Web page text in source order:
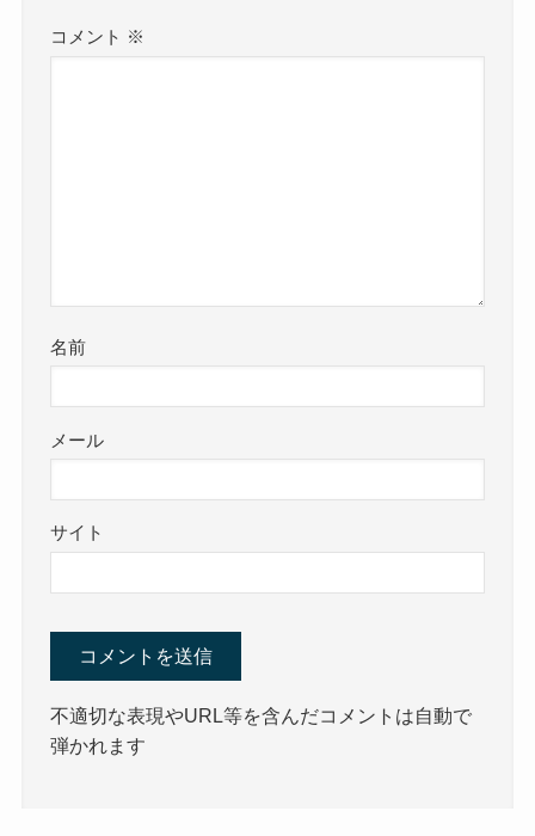
コメント ※
名前
メール
サイト
不適切な表現やURL等を含んだコメントは自動で
弾かれます